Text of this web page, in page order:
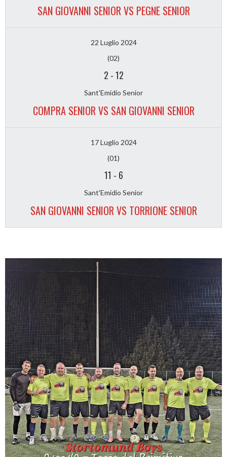
SAN GIOVANNI SENIOR VS PEGNE SENIOR
22 Luglio 2024
(02)
2 -12
Sant'Emidio Senior
COMPRA SENIOR VS SAN GIOVANNI SENIOR
17 Luglio 2024
(01)
11 - 6
Sant'Emidio Senior
SAN GIOVANNI SENIOR VS TORRIONE SENIOR